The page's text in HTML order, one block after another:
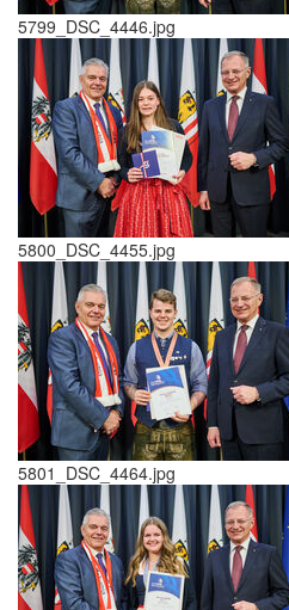
5799_DSC_4446.jpg
5800_DSC_4455.jpg
5801_DSC_4464.jpg